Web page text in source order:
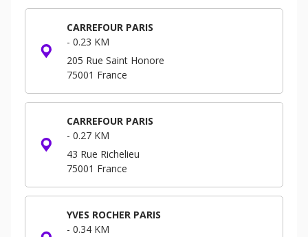
CARREFOUR PARIS
- 0.23 KM
205 Rue Saint Honore
75001 France
CARREFOUR PARIS
- 0.27 KM
43 Rue Richelieu
75001 France
YVES ROCHER PARIS
- 0.34 KM